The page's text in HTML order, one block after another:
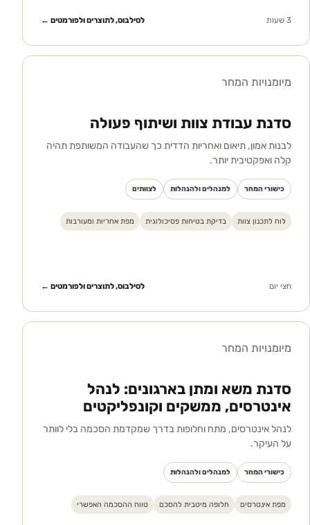
3 שעות לסילבוס, לתוצרים ולפורמטים ←
מיומנויות המחר
סדנת עבודת צוות ושיתוף פעולה
לבנות אמון, תיאום ואחריות הדדית כך שהעבודה המשותפת תהיה
קלה ואפקטיבית יותר.
כישורי המחר למנהלים ולהנהלות לצוותים
לוח לתכנון צוות בדיקת בטיחות פסיכולוגית מפת אחריות ומעורבות
חצי יום לסילבוס, לתוצרים ולפורמטים ←
מיומנויות המחר
סדנת משא ומתן בארגונים: לנהל
אינטרסים, ממשקים וקונפליקטים
לנהל אינטרסים, מתח וחלופות בדרך שמקדמת הסכמה בלי לוותר
על העיקר.
כישורי המחר למנהלים ולהנהלות
מפת אינטרסים חלופה מיטבית להסכם טווח ההסכמה האפשרי